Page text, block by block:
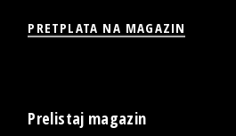
PRETPLATA NA MAGAZIN
Prelistaj magazin